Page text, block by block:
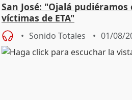
San José: "Ojalá
víctimas de ETA"
Sonido Totales 01/08/